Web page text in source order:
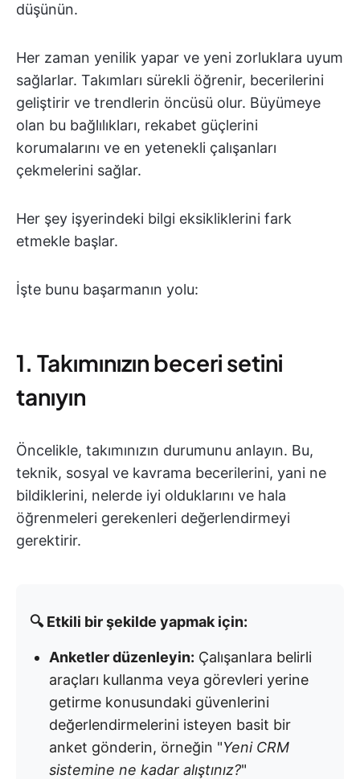
düşünün.
Her zaman yenilik yapar ve yeni zorluklara uyum
sağlarlar. Takımları sürekli öğrenir, becerilerini
geliştirir ve trendlerin öncüsü olur. Büyümeye
olan bu bağlılıkları, rekabet güçlerini
korumalarını ve en yetenekli çalışanları
çekmelerini sağlar.
Her şey işyerindeki bilgi eksikliklerini fark
etmekle başlar.
İşte bunu başarmanın yolu:
1. Takımınızın beceri setini
tanıyın
Öncelikle, takımınızın durumunu anlayın. Bu,
teknik, sosyal ve kavrama becerilerini, yani ne
bildiklerini, nelerde iyi olduklarını ve hala
öğrenmeleri gerekenleri değerlendirmeyi
gerektirir.
🔍 Etkili bir şekilde yapmak için:
Anketler düzenleyin: Çalışanlara belirli
araçları kullanma veya görevleri yerine
getirme konusundaki güvenlerini
değerlendirmelerini isteyen basit bir
anket gönderin, örneğin "Yeni CRM
sistemine ne kadar alıştınız?"